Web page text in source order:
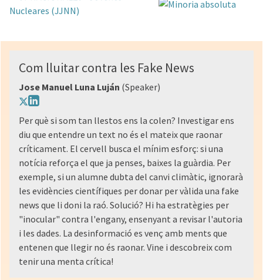
Com lluitar contra les Fake News
Jose Manuel Luna Luján (Speaker)
Per què si som tan llestos ens la colen? Investigar ens
diu que entendre un text no és el mateix que raonar
críticament. El cervell busca el mínim esforç: si una
notícia reforça el que ja penses, baixes la guàrdia. Per
exemple, si un alumne dubta del canvi climàtic, ignorarà
les evidències científiques per donar per vàlida una fake
news que li doni la raó. Solució? Hi ha estratègies per
"inocular" contra l'engany, ensenyant a revisar l'autoria
i les dades. La desinformació es venç amb ments que
entenen que llegir no és raonar. Vine i descobreix com
tenir una menta crítica!